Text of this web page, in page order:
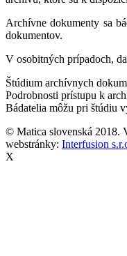
Archívne dokumenty sa
dokumentov.
V osobitných prípadoch,
Štúdium archívnych
Podrobnosti prístupu k
Bádatelia môžu pri štúdiu
© Matica slovenská 2018.
webstránky: Interfusion
X